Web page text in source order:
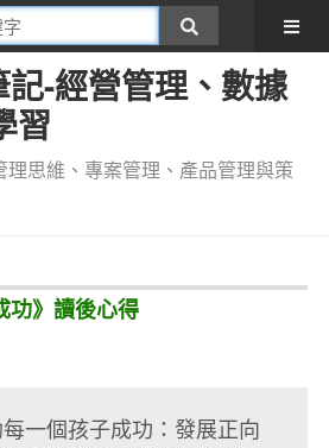
-經營管理、數據
習
思維、專案管理、產品管理與策
功》讀後心得
一個孩子成功：發展正向